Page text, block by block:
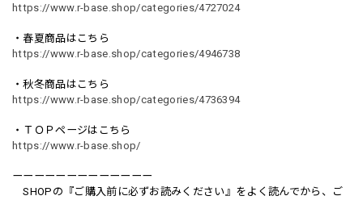
https://www.r-base.shop/categories/4727024
・春夏商品はこちら
https://www.r-base.shop/categories/4946738
・秋冬商品はこちら
https://www.r-base.shop/categories/4736394
・ＴＯＰページはこちら
https://www.r-base.shop/
ーーーーーーーーーーーーー
SHOPの『ご購入前に必ずお読みください』をよく読んでから、ご